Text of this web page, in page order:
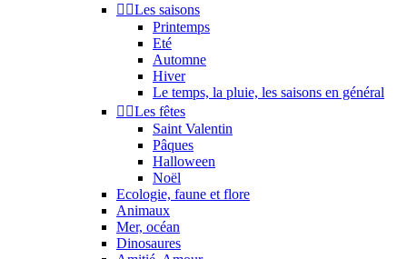
 Les saisons
Printemps
Eté
Automne
Hiver
Le temps, la pluie, les saisons en général
 Les fêtes
Saint Valentin
Pâques
Halloween
Noël
Ecologie, faune et flore
Animaux
Mer, océan
Dinosaures